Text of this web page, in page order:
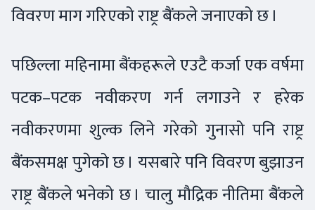
विवरण माग गरिएको राष्ट्र बैंकले जनाएको छ ।
पछिल्ला महिनामा बैंकहरूले एउटै कर्जा एक वर्षमा
पटक–पटक नवीकरण गर्न लगाउने र हरेक
नवीकरणमा शुल्क लिने गरेको गुनासो पनि राष्ट्र
बैंकसमक्ष पुगेको छ । यसबारे पनि विवरण बुझाउन
राष्ट्र बैंकले भनेको छ । चालु मौद्रिक नीतिमा बैंकले